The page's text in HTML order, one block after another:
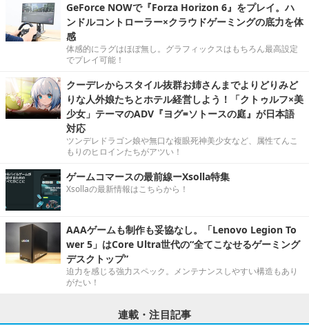
GeForce NOWで『Forza Horizon 6』をプレイ。ハ
ンドルコントローラー×クラウドゲーミングの底力を体
感
体感的にラグはほぼ無し。グラフィックスはもちろん最高設定
でプレイ可能！
クーデレからスタイル抜群お姉さんまでよりどりみど
りな人外娘たちとホテル経営しよう！「クトゥルフ×美
少女」テーマのADV『ヨグ=ソトースの庭』が日本語
対応
ツンデレドラゴン娘や無口な複眼死神美少女など、属性てんこ
もりのヒロインたちがアツい！
ゲームコマースの最前線ーXsolla特集
Xsollaの最新情報はこちらから！
AAAゲームも制作も妥協なし。「Lenovo Legion To
wer 5」はCore Ultra世代の“全てこなせるゲーミング
デスクトップ”
迫力を感じる強力スペック。メンテナンスしやすい構造もあり
がたい！
連載・注目記事